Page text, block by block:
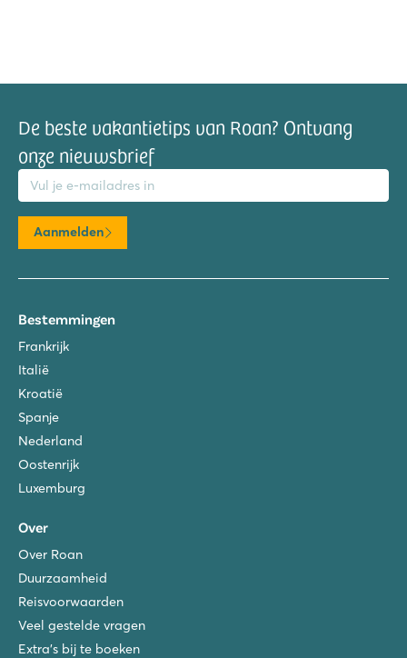
De beste vakantietips van Roan? Ontvang
onze nieuwsbrief
Aanmelden
Bestemmingen
Frankrijk
Italië
Kroatië
Spanje
Nederland
Oostenrijk
Luxemburg
Over
Over Roan
Duurzaamheid
Reisvoorwaarden
Veel gestelde vragen
Extra's bij te boeken